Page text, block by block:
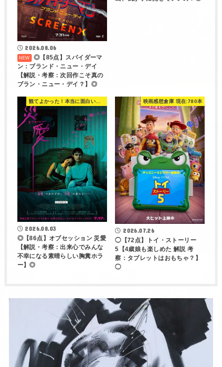
2026.08.06
◎【85点】スパイダーマ
ン：ブランド・ニュー・デイ
【解説・考察：次回作こそ真の
ブラン・ニュー・デイ？】◎
2026.08.03
◎【86点】オブセッション 災愛
【解説・考察：出来心でみんな
不幸になる素晴らしい胸糞ホラ
ー】◎
映画感想倉庫 現在:780本
2026.07.26
◯【72点】トイ・ストーリー
5【4歳娘も楽しめた 解説 考
察：タブレットはおもちゃ？】
◯